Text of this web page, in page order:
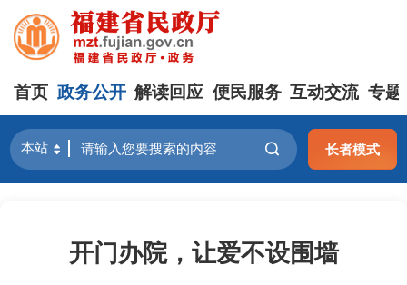
首页 政务公开 解读回应 便民服务 互动交流 专题
长者模式
开门办院，让爱不设围墙